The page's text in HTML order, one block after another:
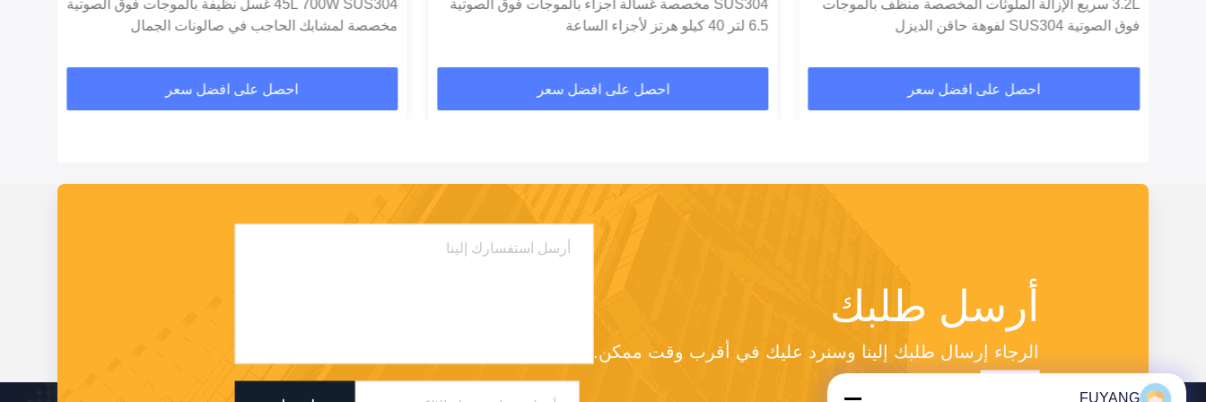
3.2L سريع الإزالة الملوثات المخصصة منظف بالموجات
فوق الصوتية SUS304 لفوهة حاقن الديزل
احصل على افضل سعر
SUS304 مخصصة غسالة أجزاء بالموجات فوق الصوتية
6.5 لتر 40 كيلو هرتز لأجزاء الساعة
احصل على افضل سعر
45L 700W SUS304 غسل نظيفة بالموجات فوق الصوتية
مخصصة لمشابك الحاجب في صالونات الجمال
احصل على افضل سعر
أرسل طلبك
الرجاء إرسال طلبك إلينا وسنرد عليك في أقرب وقت ممكن.
FUYANG